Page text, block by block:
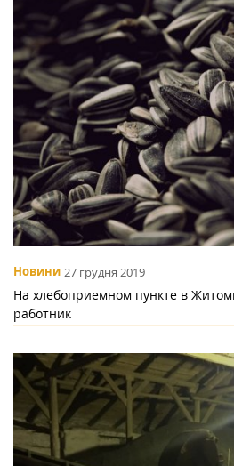
Новини 27 грудня 2019
На хлебоприемном пункте в
работник